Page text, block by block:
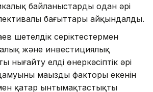
байланыстарды одан әрі
бағыттары айқындалды.
шетелдік серіктестермен
және инвестициялық
елдің өнеркәсіптік әрі
маңызды факторы екенін
қатар ынтымақтастықтың